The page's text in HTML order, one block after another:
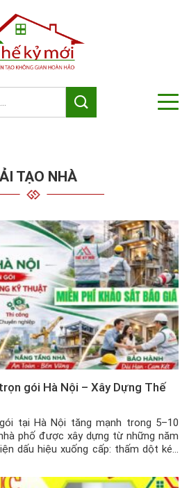
TẠO NHÀ
gói Hà Nội – Xây Dựng Thế
tại Hà Nội tăng mạnh trong 5–10
phố được xây dựng từ những năm
dấu hiệu xuống cấp: thấm dột kéo